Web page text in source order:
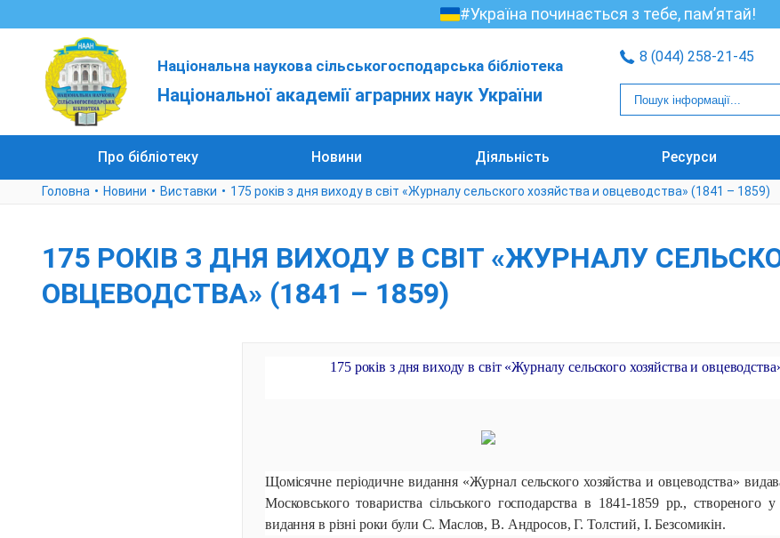
#Україна починається з тебе, пам’ятай!
Національна наукова сільськогосподарська бібліотека
Національної академії аграрних наук України
8 (044) 258-21-45
Про бібліотеку Новини Діяльність Ресурси
Головна Новини Виставки 175 років з дня виходу в світ «Журналу сельского хозяйства и овцеводства» (1841 – 1859)
175 РОКІВ З ДНЯ ВИХОДУ В СВІТ «ЖУРНАЛУ
ОВЦЕВОДСТВА» (1841 – 1859)
175 років з дня виходу в світ «Журналу сельского хозяйства и
Щомісячне періодичне видання «Журнал сельского хозяйства и овцеводства»
Московського товариства сільського господарства в 1841-1859 рр., створеного
видання в різні роки були С. Маслов, В. Андросов, Г. Толстий, І. Безсомикін.